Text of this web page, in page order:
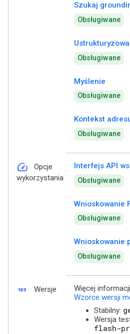
Szukaj
Obsługiwane
Obsługiwane
Myślenie
Obsługiwane
Kontekst
Obsługiwane
speed
Opcje
wykorzystania
Interfejs API
Obsługiwane
Wnioskowanie
Obsługiwane
Wnioskowanie
Obsługiwane
123 Wersje
Więcej
Wzorce wersji
Stabilny:
Wersja
flash-